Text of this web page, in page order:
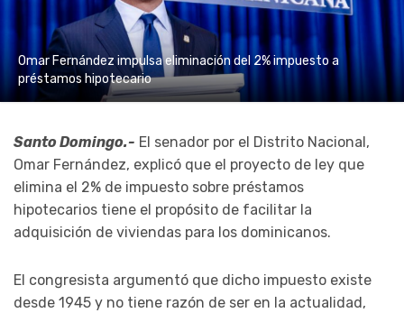
Omar Fernández impulsa eliminación del 2% impuesto a
préstamos hipotecario
Santo Domingo.- El senador por el Distrito Nacional,
Omar Fernández, explicó que el proyecto de ley que
elimina el 2% de impuesto sobre préstamos
hipotecarios tiene el propósito de facilitar la
adquisición de viviendas para los dominicanos.
El congresista argumentó que dicho impuesto existe
desde 1945 y no tiene razón de ser en la actualidad,